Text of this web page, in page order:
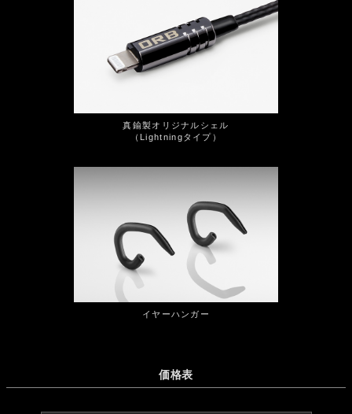
真鍮製オリジナルシェル
（Lightningタイプ）
イヤーハンガー
価格表